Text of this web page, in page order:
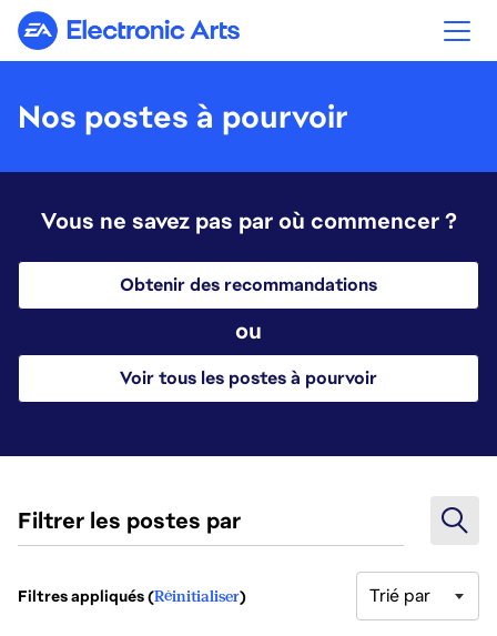
Electronic Arts
Nos postes à pourvoir
Vous ne savez pas par où commencer ?
Obtenir des recommandations
ou
Voir tous les postes à pourvoir
Filtrer les postes par
4 Résultats
Filtres appliqués (Réinitialiser) Trié par